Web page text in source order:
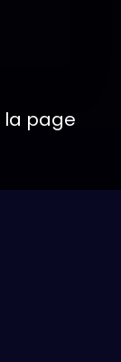
la page